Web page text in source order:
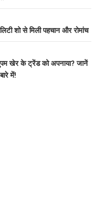
शो से मिली पहचान और रोमांच
खेर के ट्रेंड को अपनाया? जानें
में!